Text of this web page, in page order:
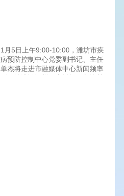
1月5日上午9:00-10:00，潍坊市疾
病预防控制中心党委副书记、主任
单杰将走进市融媒体中心新闻频率
《政策访谈》栏目直播间，敬请关